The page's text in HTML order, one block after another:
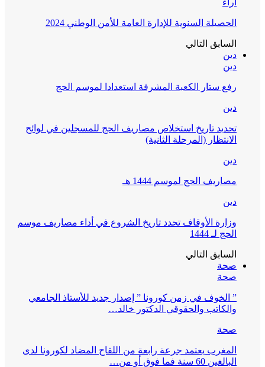
آراء
الحصيلة السنوية للإدارة العامة للأمن الوطني 2024
السابق التالي
دين
دين
رفع ستار الكعبة المشرفة استعدادا لموسم الحج
دين
تحديد تاريخ استخلاص مصاريف الحج للمسجلين في لوائح
الانتظار (المرحلة الثانية)
دين
مصاريف الحج لموسم 1444 هـ
دين
وزارة الأوقاف تحدد تاريخ الشروع في أداء مصاريف موسم
الحج لـ 1444
السابق التالي
صحة
صحة
” الخوف في زمن كورونا ” إصدار جديد للأستاذ الجامعي
والكاتب والحقوقي الدكتور خالد…
صحة
المغرب يعتمد جرعة رابعة من اللقاح المضاد لكورونا لدى
البالغين 60 سنة فما فوق أو من…